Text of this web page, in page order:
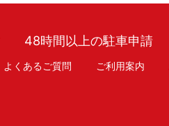
48時間以上の駐車申請
よくあるご質問 ご利用案内